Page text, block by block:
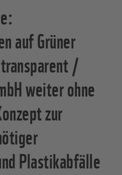
auf Grüner
/
weiter ohne
zur
Plastikabfälle